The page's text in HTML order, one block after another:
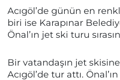
Acıgöl’de günün en
biri ise Karapınar
Önal’ın jet ski turu
Bir vatandaşın jet
Acıgöl’de tur attı.